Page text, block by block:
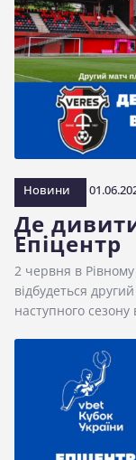
Новини
Де
Епіцентр
2 червня в
відбудеться
наступного сезону